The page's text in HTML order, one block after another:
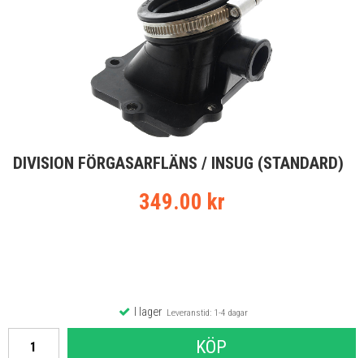
DIVISION FÖRGASARFLÄNS / INSUG (STANDARD)
349.00 kr
I lagerLeveranstid: 1-4 dagar
KÖP